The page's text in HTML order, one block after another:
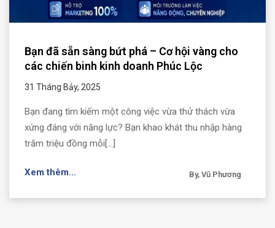
Bạn đã sẵn sàng bứt phá – Cơ hội vàng cho
các chiến binh kinh doanh Phúc Lộc
31 Tháng Bảy, 2025
Bạn đang tìm kiếm một công việc vừa thử thách vừa
xứng đáng với năng lực? Bạn khao khát thu nhập hàng
trăm triệu đồng mỗi[...]
Xem thêm... By, Vũ Phương